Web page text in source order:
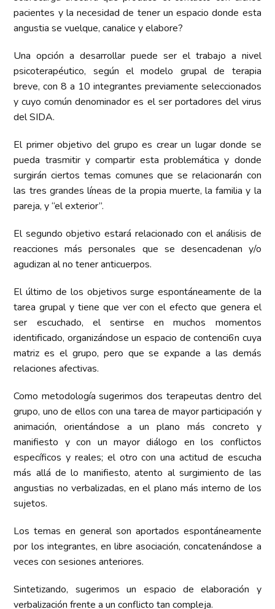
pacientes y la necesidad de tener un espacio donde esta
angustia se vuelque, canalice y elabore?
Una opción a desarrollar puede ser el trabajo a nivel
psicoterapéutico, según el modelo grupal de terapia
breve, con 8 a 10 integrantes previamente seleccionados
y cuyo común denominador es el ser portadores del virus
del SIDA.
El primer objetivo del grupo es crear un lugar donde se
pueda trasmitir y compartir esta problemática y donde
surgirán ciertos temas comunes que se relacionarán con
las tres grandes líneas de la propia muerte, la familia y la
pareja, y “el exterior”.
El segundo objetivo estará relacionado con el análisis de
reacciones más personales que se desencadenan y/o
agudizan al no tener anticuerpos.
El último de los objetivos surge espontáneamente de la
tarea grupal y tiene que ver con el efecto que genera el
ser escuchado, el sentirse en muchos momentos
identificado, organizándose un espacio de contenci6n cuya
matriz es el grupo, pero que se expande a las demás
relaciones afectivas.
Como metodología sugerimos dos terapeutas dentro del
grupo, uno de ellos con una tarea de mayor participación y
animación, orientándose a un plano más concreto y
manifiesto y con un mayor diálogo en los conflictos
específicos y reales; el otro con una actitud de escucha
más allá de lo manifiesto, atento al surgimiento de las
angustias no verbalizadas, en el plano más interno de los
sujetos.
Los temas en general son aportados espontáneamente
por los integrantes, en libre asociación, concatenándose a
veces con sesiones anteriores.
Sintetizando, sugerimos un espacio de elaboración y
verbalización frente a un conflicto tan compleja.